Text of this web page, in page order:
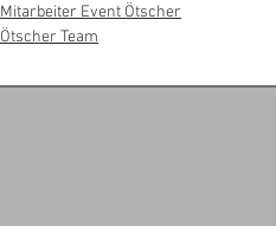
Mitarbeiter Event Ötscher
Ötscher Team